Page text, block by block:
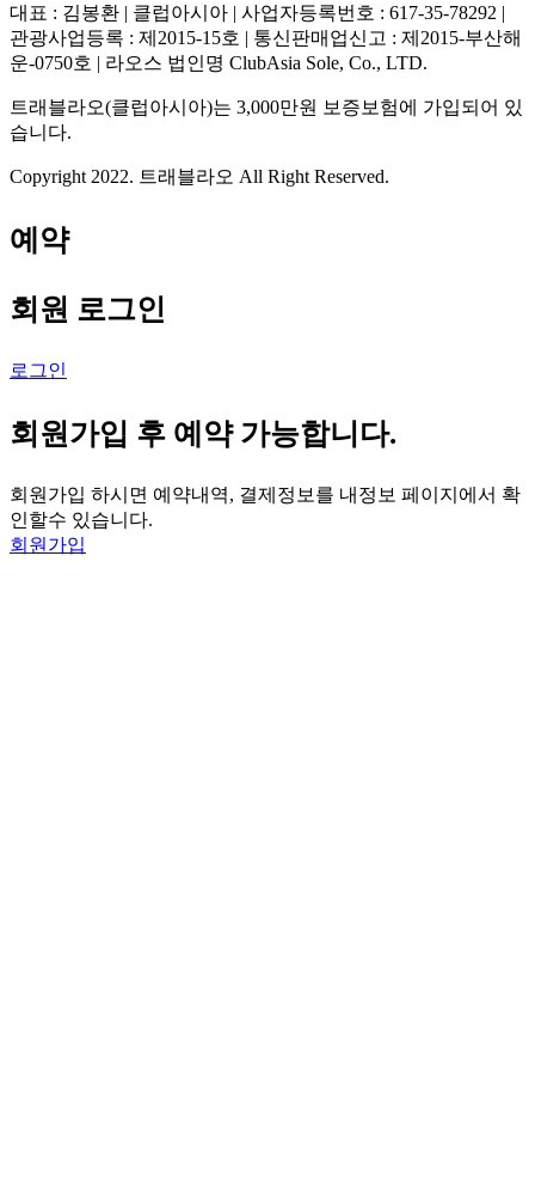
대표 : 김봉환 | 클럽아시아 | 사업자등록번호 : 617-35-78292 |
관광사업등록 : 제2015-15호 | 통신판매업신고 : 제2015-부산해
운-0750호 | 라오스 법인명 ClubAsia Sole, Co., LTD.
트래블라오(클럽아시아)는 3,000만원 보증보험에 가입되어 있
습니다.
Copyright 2022. 트래블라오 All Right Reserved.
예약
회원 로그인
로그인
회원가입 후 예약 가능합니다.
회원가입 하시면 예약내역, 결제정보를 내정보 페이지에서 확
인할수 있습니다.
회원가입